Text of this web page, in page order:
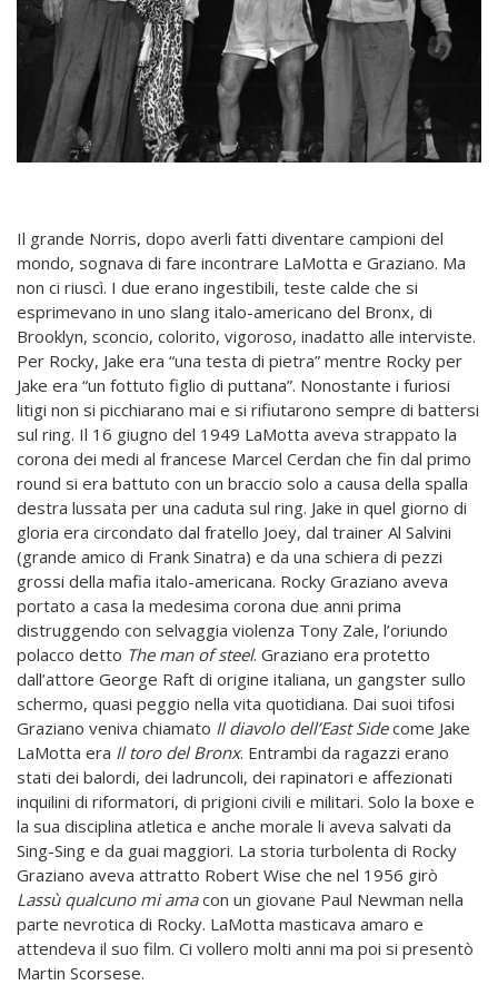
Il grande Norris, dopo averli fatti diventare campioni del
mondo, sognava di fare incontrare LaMotta e Graziano. Ma
non ci riuscì. I due erano ingestibili, teste calde che si
esprimevano in uno slang italo-americano del Bronx, di
Brooklyn, sconcio, colorito, vigoroso, inadatto alle interviste.
Per Rocky, Jake era “una testa di pietra” mentre Rocky per
Jake era “un fottuto figlio di puttana”. Nonostante i furiosi
litigi non si picchiarano mai e si rifiutarono sempre di battersi
sul ring. Il 16 giugno del 1949 LaMotta aveva strappato la
corona dei medi al francese Marcel Cerdan che fin dal primo
round si era battuto con un braccio solo a causa della spalla
destra lussata per una caduta sul ring. Jake in quel giorno di
gloria era circondato dal fratello Joey, dal trainer Al Salvini
(grande amico di Frank Sinatra) e da una schiera di pezzi
grossi della mafia italo-americana. Rocky Graziano aveva
portato a casa la medesima corona due anni prima
distruggendo con selvaggia violenza Tony Zale, l’oriundo
polacco detto The man of steel. Graziano era protetto
dall’attore George Raft di origine italiana, un gangster sullo
schermo, quasi peggio nella vita quotidiana. Dai suoi tifosi
Graziano veniva chiamato Il diavolo dell’East Sidecome Jake
LaMotta era Il toro del Bronx. Entrambi da ragazzi erano
stati dei balordi, dei ladruncoli, dei rapinatori e affezionati
inquilini di riformatori, di prigioni civili e militari. Solo la boxe e
la sua disciplina atletica e anche morale li aveva salvati da
Sing-Sing e da guai maggiori. La storia turbolenta di Rocky
Graziano aveva attratto Robert Wise che nel 1956 girò
Lassù qualcuno mi amacon un giovane Paul Newman nella
parte nevrotica di Rocky. LaMotta masticava amaro e
attendeva il suo film. Ci vollero molti anni ma poi si presentò
Martin Scorsese.